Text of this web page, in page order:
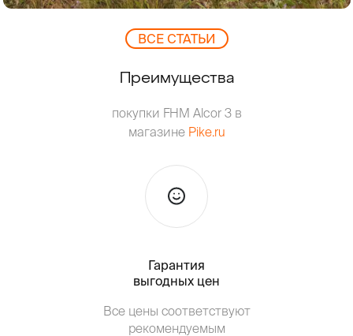
ВCЕ СТАТЬИ
Преимущества
покупки FHM Alcor 3 в
магазине Pike.ru
Гарантия
выгодных цен
Все цены соответствуют
рекомендуемым